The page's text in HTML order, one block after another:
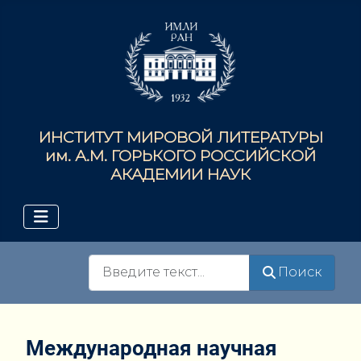
ИНСТИТУТ МИРОВОЙ ЛИТЕРАТУРЫ
им. А.М. ГОРЬКОГО РОССИЙСКОЙ
АКАДЕМИИ НАУК
Поиск
Международная научная